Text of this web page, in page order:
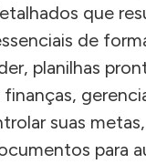
que
de
planilhas
finanças,
suas
para